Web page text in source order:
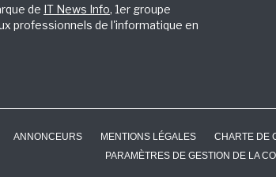
de IT News Info, 1er groupe
professionnels de l'informatique en
ANNONCEURS MENTIONS LÉGALES CHARTE DE
PARAMÈTRES DE GESTION DE LA